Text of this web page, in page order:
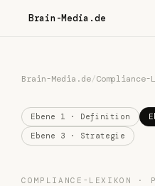
Brain-Media.de
Brain-Media.de/Compliance-
Ebene 1 · Definition
Ebene 3 · Strategie
COMPLIANCE-LEXIKON ·